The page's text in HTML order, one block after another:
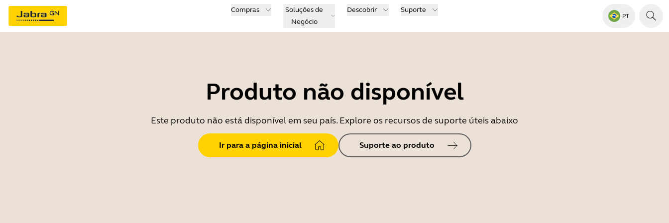
Compras
Soluções de
Negócio
Descobrir Suporte
PT
Produto não disponível
Este produto não está disponível em seu país. Explore os recursos de suporte úteis abaixo
Ir para a página inicial Suporte ao produto